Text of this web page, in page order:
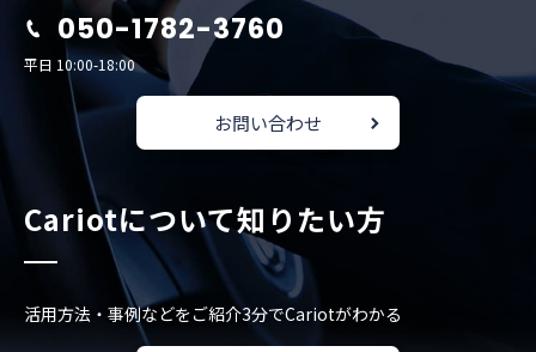
050-1782-3760
平日 10:00-18:00
お問い合わせ
Cariotについて知りたい方
活用方法・事例などをご紹介3分でCariotがわかる